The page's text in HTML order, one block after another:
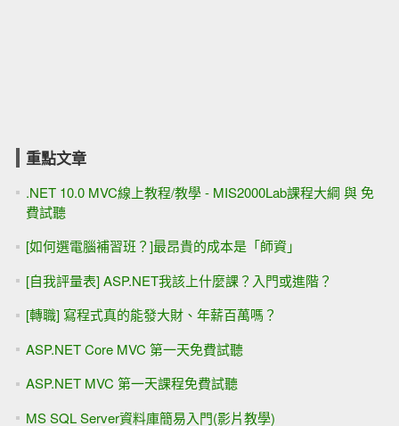
重點文章
.NET 10.0 MVC線上教程/教學 - MIS2000Lab課程大綱 與 免
費試聽
[如何選電腦補習班？]最昂貴的成本是「師資」
[自我評量表] ASP.NET我該上什麼課？入門或進階？
[轉職] 寫程式真的能發大財、年薪百萬嗎？
ASP.NET Core MVC 第一天免費試聽
ASP.NET MVC 第一天課程免費試聽
MS SQL Server資料庫簡易入門(影片教學)